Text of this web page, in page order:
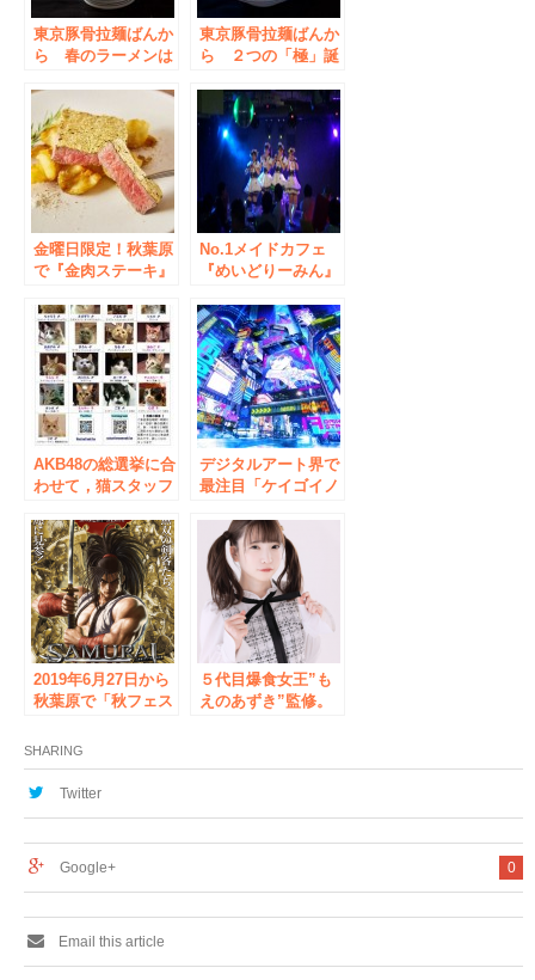
東京豚骨拉麺ばんか
ら 春のラーメンは
厚とろみスープ×サ
ッパリ針生姜の『生
姜とろみ』 3種
のチーズ×味噌 追い
チーズも！『マーブ
ルチーズ味噌』
東京豚骨拉麺ばんか
ら ２つの「極」誕
革命の極み「芳醇葱
油味噌ラーメン」究
極のジャンク「ガリ
マヨストロングまぜ
そば」
金曜日限定！秋葉原
で『金肉ステーキ』
で包み込まれた牛モ
モ肉で“花金”をゴー
ジャスに！
No.1メイドカフェ
『めいどりーみん』
インメントサービス
を強化！ ”萌えカワ
イイ ライブレスト
ラン”へと進化し、
コラボイベント企画
を拡充していきま
す！
AKB48の総選挙に合
わせて，猫スタッフ
フェ cat cafe nyann
y 秋葉原店 】
デジタルアート界で
最注目「ケイゴイノ
作は「Virtual
World Graph」世界
の街を彩るサイバー
パンク！企画第2弾
がリリース！「バー
チャル秋葉原」のコ
ンセプトアートも担
当。
2019年6月27日から
秋葉原で「秋フェス
SPIRITS 」の開催
決定！
５代目爆食女王”も
えのあずき”監修。
『MOE-CHICKEN』
SHARING
Twitter
0
Google+
Email this article